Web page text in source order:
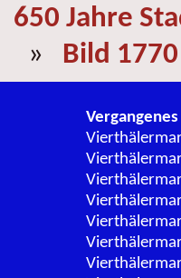
650 Jahre
» Bild 1770
Vergangenes